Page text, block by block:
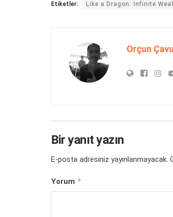
Etiketler: Like a Dragon: Infinite
Orçun
Bir yanıt yazın
E-posta adresiniz yayınlanmayacak.
Yorum *